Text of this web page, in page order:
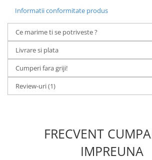
Informatii conformitate produs
Ce marime ti se potriveste ?
Livrare si plata
Cumperi fara griji!
Review-uri(1)
FRECVENT
IMPREUNA